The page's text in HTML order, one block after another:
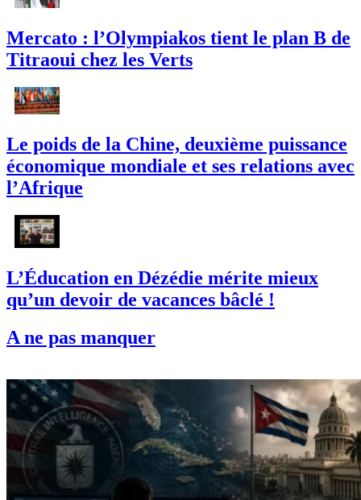
Mercato : l’Olympiakos tient le plan B de
Titraoui chez les Verts
Le poids de la Chine, deuxième puissance
économique mondiale et ses relations avec
l’Afrique
L’Éducation en Dézédie mérite mieux
qu’un devoir de vacances bâclé !
A ne pas manquer